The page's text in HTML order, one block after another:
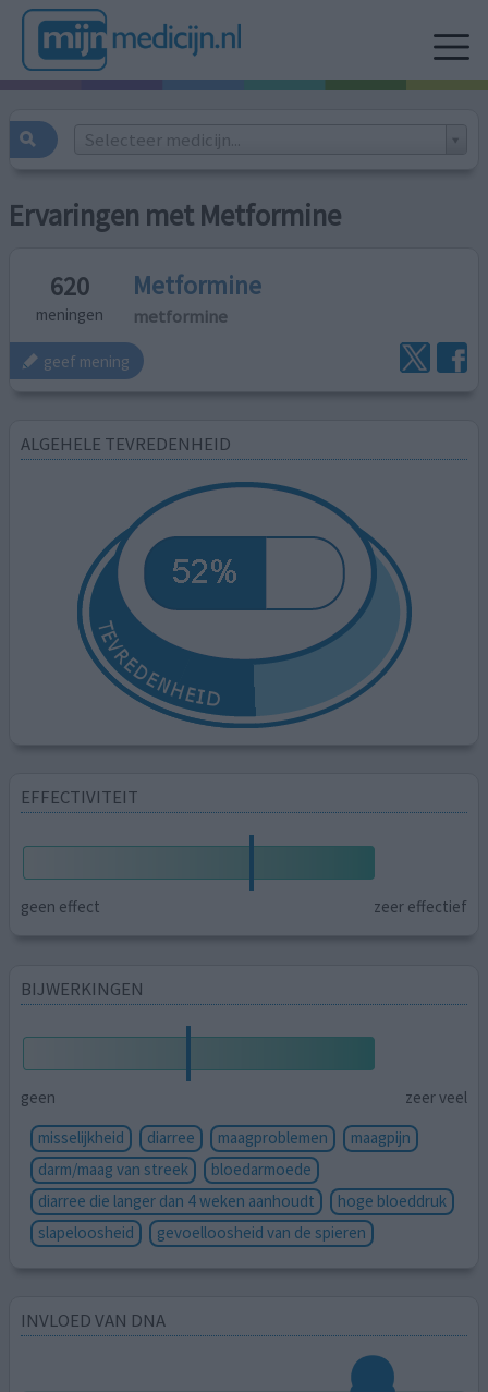
Selecteer medicijn...
Ervaringen met Metformine
620
meningen
Metformine
metformine
geef mening
ALGEHELE TEVREDENHEID
EFFECTIVITEIT
geen effect zeer effectief
BIJWERKINGEN
geen
zeer veel
misselijkheid
diarree maagproblemen
maagpijn
darm/maag van streek
bloedarmoede
diarree die langer dan 4 weken aanhoudt
hoge bloeddruk
slapeloosheid
gevoelloosheid van de spieren
INVLOED VAN DNA